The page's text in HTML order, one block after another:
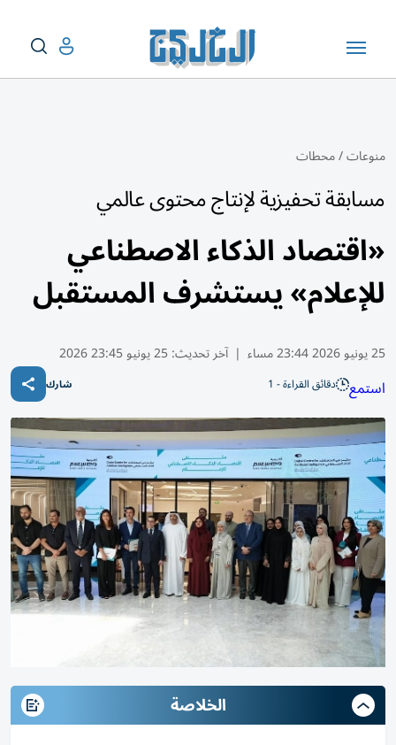
منوعات/محطات
مسابقة تحفيزية لإنتاج محتوى عالمي
«اقتصاد الذكاء الاصطناعي
للإعلام» يستشرف المستقبل
25 يونيو 2026 23:44 مساء | آخر تحديث:25 يونيو 23:45 2026
استمع دقائق القراءة - 1 شارك
الخلاصة